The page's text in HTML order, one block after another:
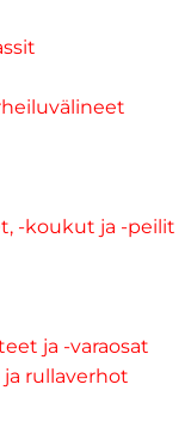
-koukut ja -peilit
ja -varaosat
rullaverhot